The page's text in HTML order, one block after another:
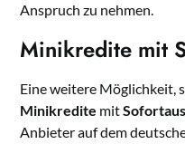
Anspruch zu nehmen.
Minikredite mit
Eine weitere Möglichkeit,
Minikredite mit
Anbieter auf dem